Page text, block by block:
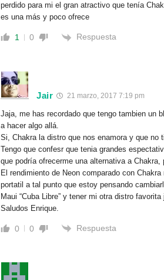
perdido para mi el gran atractivo que tenía
es una más y poco ofrece
1 0 Respuesta
Jair 21 marzo, 2017 7:19 pm
Jaja, me has recordado que tengo tambien un
a hacer algo allá.
Si, Chakra la distro que nos enamora y que no
Tengo que confesr que tenia grandes
que podría ofrecerme una alternativa a Chakra,
El rendimiento de Neon comparado con
portatil a tal punto que estoy pensando
Maui “Cuba Libre” y tener mi otra distro favorita
Saludos Enrique.
0 0 Respuesta